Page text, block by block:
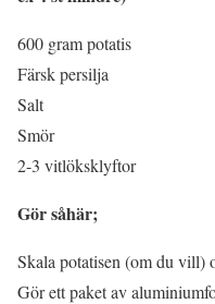
600 gram potatis
Färsk persilja
Salt
Smör
2-3 vitlöksklyftor
Gör såhär;
Skala potatisen (om du vill)
Gör ett paket av